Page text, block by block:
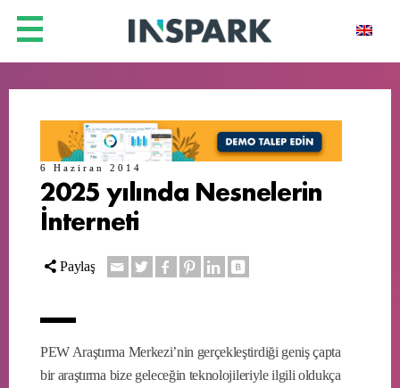
6 Haziran 2014
2025 yılında Nesnelerin
İnterneti
Paylaş
PEW Araştırma Merkezi’nin gerçekleştirdiği geniş çapta
bir araştırma bize geleceğin teknolojileriyle ilgili oldukça